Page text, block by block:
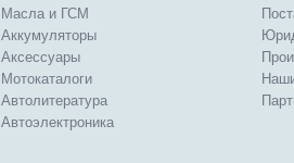
Масла и ГСМ
Аккумуляторы
Аксессуары
Мотокаталоги
Автолитература
Автоэлектроника